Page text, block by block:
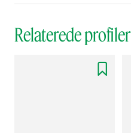
Relaterede profiler
